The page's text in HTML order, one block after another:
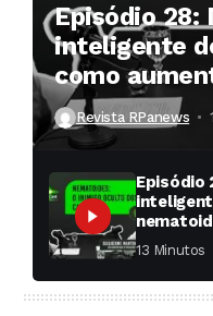
Episódio 28:
inteligente
como
Revista RPanews
Episódio
aumentar
13 Minutos ⁮